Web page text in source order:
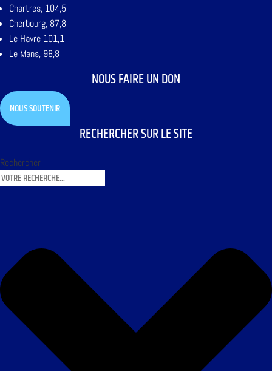
Chartres, 104,5
Cherbourg, 87,8
Le Havre 101,1
Le Mans, 98,8
NOUS FAIRE UN DON
NOUS SOUTENIR
RECHERCHER SUR LE SITE
Rechercher